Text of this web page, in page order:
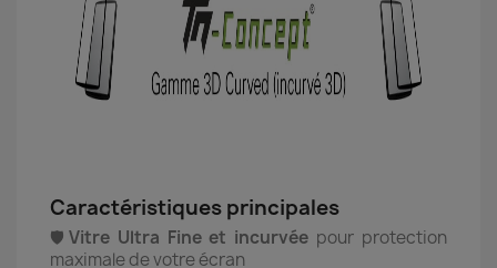
Caractéristiques principales
🛡️ Vitre Ultra Fine et incurvée pour protection
maximale de votre écran